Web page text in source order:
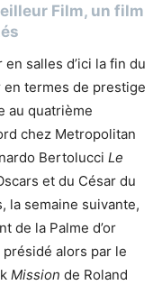
Film, un film
salles d’ici la fin du
termes de prestige
au quatrième
chez Metropolitan
Bertolucci Le
et du César du
la semaine suivante,
de la Palme d’or
alors par le
Mission de Roland